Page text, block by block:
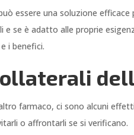
essere una soluzione
se è adatto alle proprie
i benefici.
farmaco, ci sono alcuni
o affrontarli se si verificano.